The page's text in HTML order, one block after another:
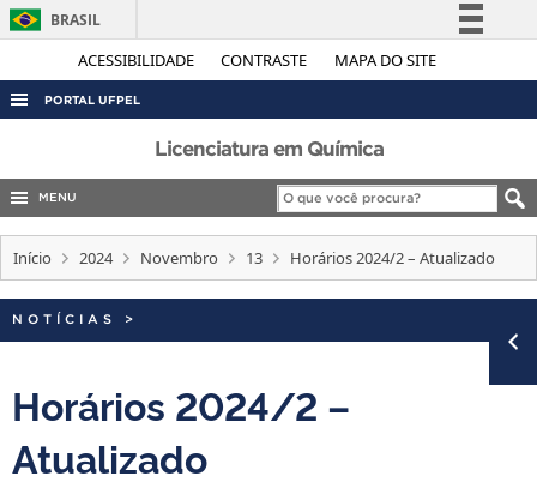
ACESSIBILIDADE CONTRASTE MAPA DO SITE
BRASIL
Simplifique!
Legislação
Canais
PORTAL UFPEL
ACESSO À INFORMAÇÃO
AUDITORIA
CONCURSOS
INTERNACIONAL
TELEFONES
Licenciatura em Química
MENU
Início 2024 Novembro 13 Horários 2024/2 – Atualizado
NOTÍCIAS >
Horários 2024/2 –
Atualizado